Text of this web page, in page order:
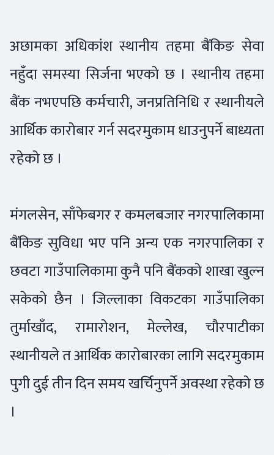
अछामका अधिकांश स्थानीय तहमा बैंकिङ सेवा
नहुँदा समस्या सिर्जना भएको छ । स्थानीय तहमा
बैंक नभएपछि कर्मचारी, जनप्रतिनिधि र स्थानीयले
आर्थिक कारोबार गर्न सदरमुकाम धाउनुपर्ने बाध्यता
रहेको छ ।
मंगलसेन, साँफेबगर र कमलबजार नगरपालिकामा
बैंकिङ सुविधा भए पनि अन्य एक नगरपालिका र
छवटा गाउँपालिकामा कुनै पनि बैंकको शाखा खुल्न
सकेको छैन । जिल्लाका विकटका गाउँपालिका
तुर्माखाँद, रामारोशन, मेल्लेख, चौरपाटीका
स्थानीयले त आर्थिक कारोबारका लागि सदरमुकाम
पुगी दुई तीन दिन समय खर्चिनुपर्ने अवस्था रहेको छ
।